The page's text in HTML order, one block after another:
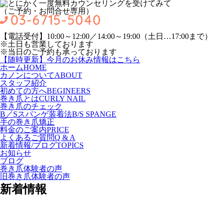
（ご予約・お問合せ専用）
【電話受付】10:00～12:00／14:00～19:00（土日…17:00まで）
※土日も営業しております
※当日のご予約も承っております
【随時更新】今月のお休み情報はこちら
ホームHOME
カノンについてABOUT
スタッフ紹介
初めての方へBEGINEERS
巻き爪とはCURLY NAIL
巻き爪のチェック
B／Sスパンゲ装着法B/S SPANGE
手の巻き爪矯正
料金のご案内PRICE
よくあるご質問Q & A
新着情報/ブログTOPICS
お知らせ
ブログ
巻き爪体験者の声
旧巻き爪体験者の声
新着情報